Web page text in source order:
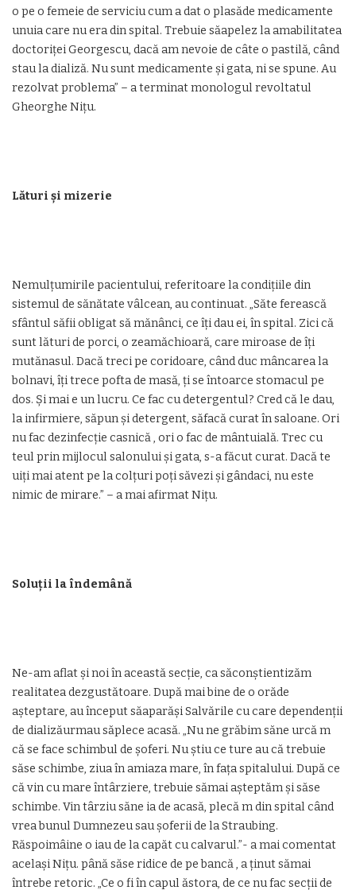
o pe o femeie de serviciu cum a dat o plasăde medicamente
unuia care nu era din spital. Trebuie săapelez la amabilitatea
doctoriței Georgescu, dacă am nevoie de câte o pastilă, când
stau la dializă. Nu sunt medicamente și gata, ni se spune. Au
rezolvat problema” – a terminat monologul revoltatul
Gheorghe Nițu.
Lături și mizerie
Nemulțumirile pacientului, referitoare la condițiile din
sistemul de sănătate vâlcean, au continuat. „Săte ferească
sfântul săfii obligat să mănânci, ce îți dau ei, în spital. Zici că
sunt lături de porci, o zeamăchioară, care miroase de îți
mutănasul. Dacă treci pe coridoare, când duc mâncarea la
bolnavi, îți trece pofta de masă, ți se întoarce stomacul pe
dos. Și mai e un lucru. Ce fac cu detergentul? Cred că le dau,
la infirmiere, săpun și detergent, săfacă curat în saloane. Ori
nu fac dezinfecție casnică , ori o fac de mântuială. Trec cu
teul prin mijlocul salonului și gata, s-a făcut curat. Dacă te
uiți mai atent pe la colțuri poți săvezi și gândaci, nu este
nimic de mirare.” – a mai afirmat Nițu.
Soluții la îndemână
Ne-am aflat și noi în această secție, ca săconștientizăm
realitatea dezgustătoare. După mai bine de o orăde
așteptare, au început săaparăși Salvările cu care dependenții
de dializăurmau săplece acasă. „Nu ne grăbim săne urcă m
că se face schimbul de șoferi. Nu știu ce ture au că trebuie
săse schimbe, ziua în amiaza mare, în fața spitalului. După ce
că vin cu mare întârziere, trebuie sămai așteptăm și săse
schimbe. Vin târziu săne ia de acasă, plecă m din spital când
vrea bunul Dumnezeu sau șoferii de la Straubing.
Răspoimâine o iau de la capăt cu calvarul.”- a mai comentat
același Nițu. până săse ridice de pe bancă , a ținut sămai
întrebe retoric. „Ce o fi în capul ăstora, de ce nu fac secții de